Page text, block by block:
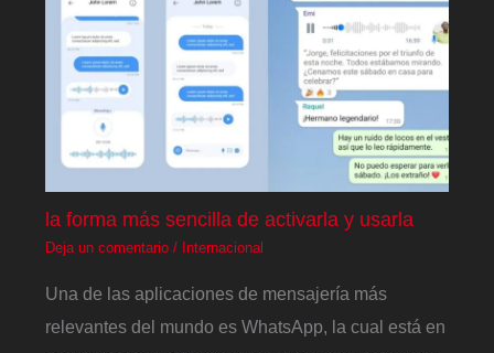
la forma más sencilla de activarla y usarla
Deja un comentario / Internacional
Una de las aplicaciones de mensajería más
relevantes del mundo es WhatsApp, la cual está en